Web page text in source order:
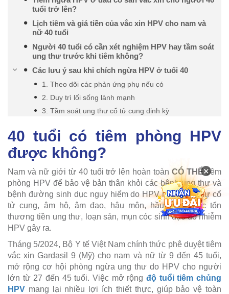
tuổi trở lên?
Lịch tiêm và giá tiền của vắc xin HPV cho nam và
nữ 40 tuổi
Người 40 tuổi có cần xét nghiệm HPV hay tầm soát
ung thư trước khi tiêm không?
Các lưu ý sau khi chích ngừa HPV ở tuổi 40
1. Theo dõi các phản ứng phụ nếu có
2. Duy trì lối sống lành mạnh
3. Tầm soát ung thư cổ tử cung định kỳ
40 tuổi có tiêm phòng HPV
được không?
Nam và nữ giới từ 40 tuổi trở lên hoàn toànCÓ THỂtiêm
phòng HPV để bảo vệ bản thân khỏi các bệnh ung thư và
bệnh đường sinh dục nguy hiểm do HPV như: ung thư cổ
tử cung, âm hộ, âm đạo, hậu môn, hầu họng, các tổn
thương tiền ung thư, loạn sản, mụn cóc sinh dục do nhiễm
HPV gây ra.
Tháng 5/2024, Bộ Y tế Việt Nam chính thức phê duyệt tiêm
vắc xin Gardasil 9 (Mỹ) cho nam và nữ từ 9 đến 45 tuổi,
mở rộng cơ hội phòng ngừa ung thư do HPV cho người
lớn từ 27 đến 45 tuổi. Việc mở rộng độ tuổi tiêm chủng
HPV mang lại nhiều lợi ích thiết thực, giúp bảo vệ toàn
×